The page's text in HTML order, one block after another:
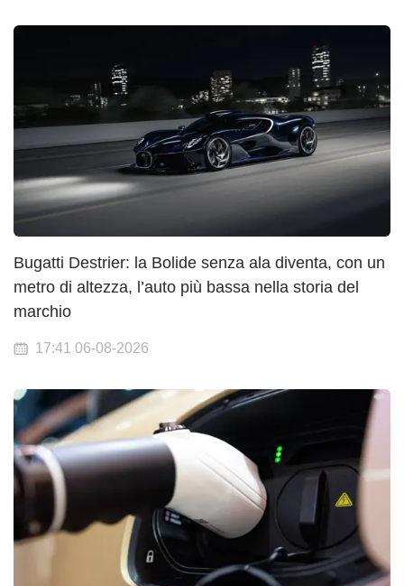
Bugatti Destrier: la Bolide senza ala diventa, con un
metro di altezza, l’auto più bassa nella storia del
marchio
17:41 06-08-2026